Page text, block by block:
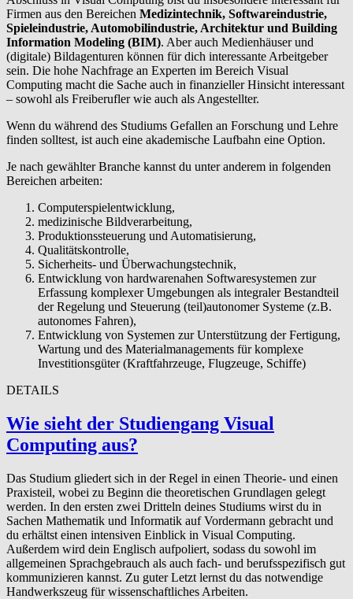
Firmen aus den Bereichen Medizintechnik, Softwareindustrie,
Spieleindustrie, Automobilindustrie, Architektur und Building
Information Modeling (BIM). Aber auch Medienhäuser und
(digitale) Bildagenturen können für dich interessante Arbeitgeber
sein. Die hohe Nachfrage an Experten im Bereich Visual
Computing macht die Sache auch in finanzieller Hinsicht interessant
– sowohl als Freiberufler wie auch als Angestellter.
Wenn du während des Studiums Gefallen an Forschung und Lehre
finden solltest, ist auch eine akademische Laufbahn eine Option.
Je nach gewählter Branche kannst du unter anderem in folgenden
Bereichen arbeiten:
Computerspielentwicklung,
medizinische Bildverarbeitung,
Produktionssteuerung und Automatisierung,
Qualitätskontrolle,
Sicherheits- und Überwachungstechnik,
Entwicklung von hardwarenahen Softwaresystemen zur
Erfassung komplexer Umgebungen als integraler Bestandteil
der Regelung und Steuerung (teil)autonomer Systeme (z.B.
autonomes Fahren),
Entwicklung von Systemen zur Unterstützung der Fertigung,
Wartung und des Materialmanagements für komplexe
Investitionsgüter (Kraftfahrzeuge, Flugzeuge, Schiffe)
DETAILS
Wie sieht der Studiengang Visual
Computing aus?
Das Studium gliedert sich in der Regel in einen Theorie- und einen
Praxisteil, wobei zu Beginn die theoretischen Grundlagen gelegt
werden. In den ersten zwei Dritteln deines Studiums wirst du in
Sachen Mathematik und Informatik auf Vordermann gebracht und
du erhältst einen intensiven Einblick in Visual Computing.
Außerdem wird dein Englisch aufpoliert, sodass du sowohl im
allgemeinen Sprachgebrauch als auch fach- und berufsspezifisch gut
kommunizieren kannst. Zu guter Letzt lernst du das notwendige
Handwerkszeug für wissenschaftliches Arbeiten.